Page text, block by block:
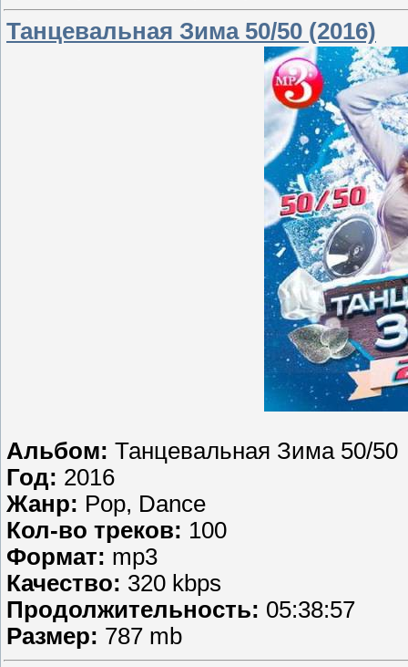
Танцевальная Зима 50/50 (2016)
Альбом: Танцевальная Зима 50/50
Год: 2016
Жанр: Pop, Dance
Кол-во треков: 100
Формат: mp3
Качество: 320 kbps
Продолжительность: 05:38:57
Размер: 787 mb